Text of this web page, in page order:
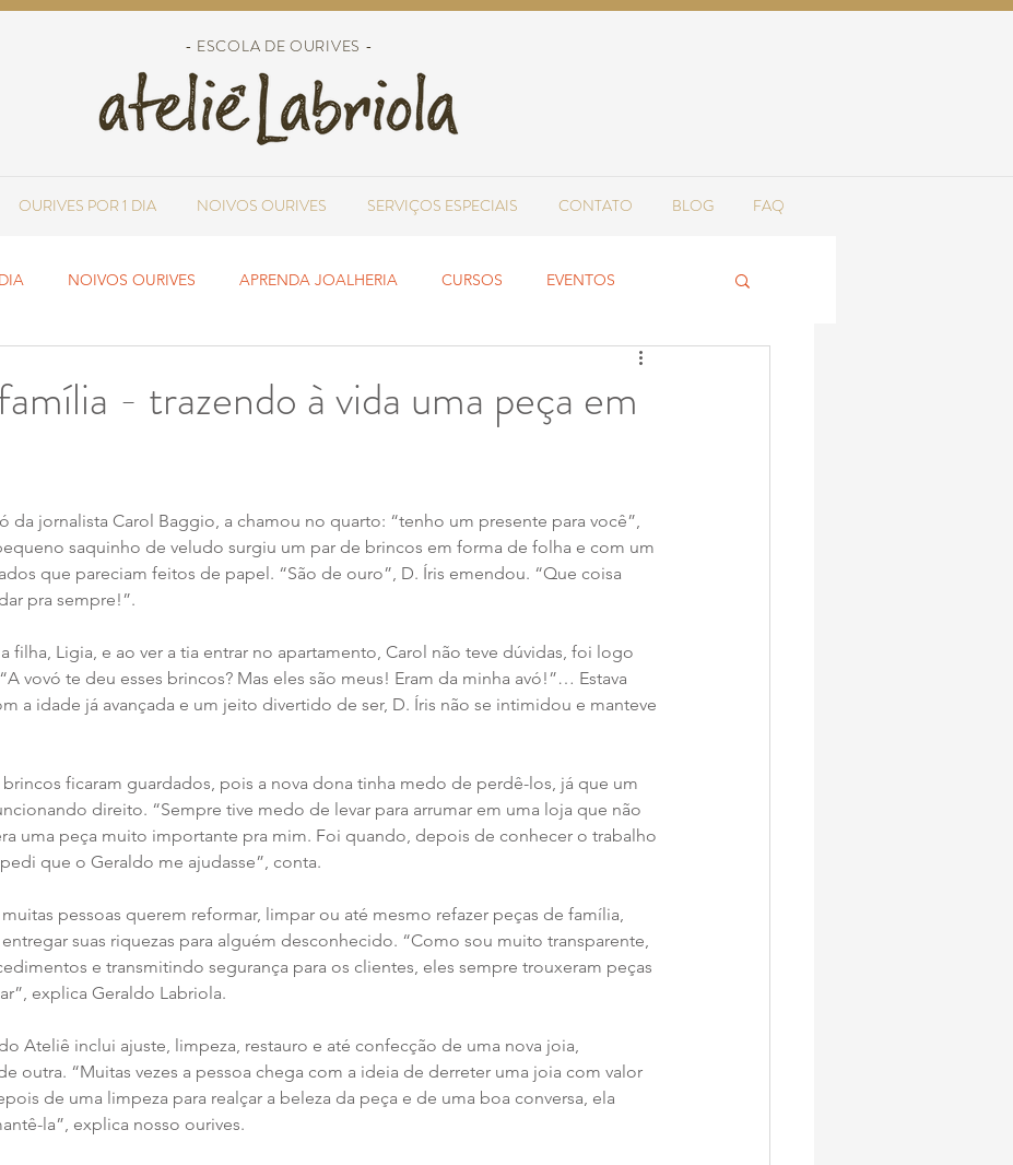
- ESCOLA DE OURIVES -
OURIVES POR 1 DIA NOIVOS OURIVES SERVIÇOS ESPECIAIS CONTATO BLOG FAQ
NOIVOS OURIVES APRENDA JOALHERIA CURSOS EVENTOS
- trazendo à vida uma peça em
da jornalista Carol Baggio, a chamou no quarto: “tenho um presente para você”,
saquinho de veludo surgiu um par de brincos em forma de folha e com um
que pareciam feitos de papel. “São de ouro”, D. Íris emendou. “Que coisa
pra sempre!”.
filha, Ligia, e ao ver a tia entrar no apartamento, Carol não teve dúvidas, foi logo
vovó te deu esses brincos? Mas eles são meus! Eram da minha avó!”… Estava
a idade já avançada e um jeito divertido de ser, D. Íris não se intimidou e manteve
brincos ficaram guardados, pois a nova dona tinha medo de perdê-los, já que um
direito. “Sempre tive medo de levar para arrumar em uma loja que não
uma peça muito importante pra mim. Foi quando, depois de conhecer o trabalho
que o Geraldo me ajudasse”, conta.
pessoas querem reformar, limpar ou até mesmo refazer peças de família,
suas riquezas para alguém desconhecido. “Como sou muito transparente,
e transmitindo segurança para os clientes, eles sempre trouxeram peças
explica Geraldo Labriola.
Ateliê inclui ajuste, limpeza, restauro e até confecção de uma nova joia,
outra. “Muitas vezes a pessoa chega com a ideia de derreter uma joia com valor
de uma limpeza para realçar a beleza da peça e de uma boa conversa, ela
la”, explica nosso ourives.